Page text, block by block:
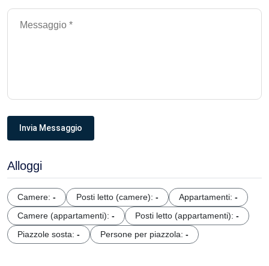
Invia Messaggio
Alloggi
Camere: - Posti letto (camere): - Appartamenti: -
Camere (appartamenti): - Posti letto (appartamenti): -
Piazzole sosta: - Persone per piazzola: -